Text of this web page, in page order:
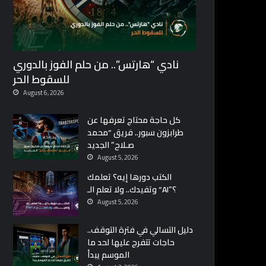
نادي “هارتس”.. من حلم الفوز بالدوري
للسقوط الحر
August 6, 2026
كل حاجة محتاج تعرفها عن
طرابزون سبور.. فريق “محمد
صـلاح” الجديد
August 5, 2026
الكتب دورها إيه؟ تعلمك
وتفيدك.. ولا تعلم الـ “AI”؟
August 5, 2026
دليل التسالي في فترة التوقف..
حاجات تتفرج عليها لحد ما
الموسم يبدأ